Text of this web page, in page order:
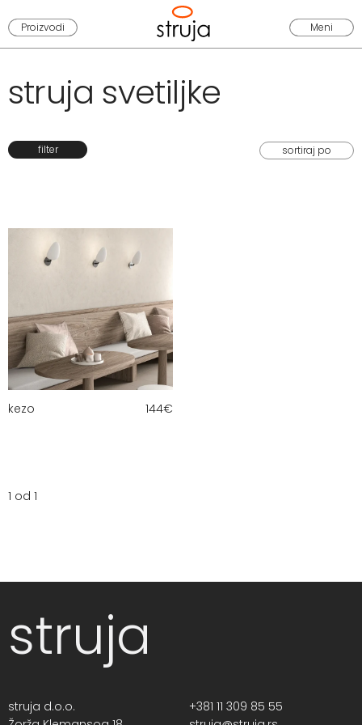
Proizvodi Meni
struja svetiljke
filter
kezo 144€
1 od 1
struja
struja d.o.o.
+381 11 309 85 55